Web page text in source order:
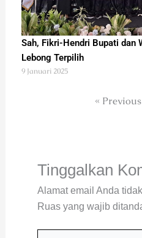
Sah, Fikri-Hendri Bupati dan
Lebong Terpilih
9 Januari 2025
« Previous
Tinggalkan
Alamat email Anda
Ruas yang wajib